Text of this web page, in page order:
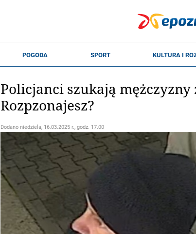
Policjanci szukają mężczyzny
Rozpzonajesz?
Dodano niedziela, 16.03.2025 r., godz. 17.00